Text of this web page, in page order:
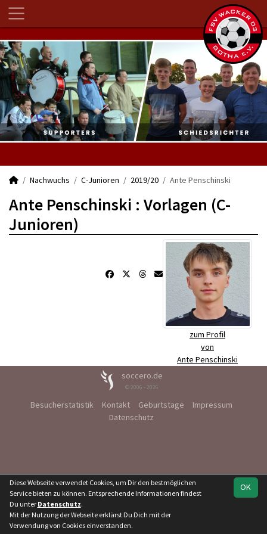
Nachwuchs C-Junioren 2019/20 Ante Penschinski
Ante Penschinski : Vorlagen (C-
Junioren)
zum Profil
von
Ante Penschinski
soccero.de
© 2006 - 2026
Besucherstatistik Kontakt Geburtstage
Impressum
Datenschutz
OK
Diese Webseite verwendet Cookies, um Dir den bestmöglichen
Service bieten zu können. Entsprechende Informationen findest
Du unter Datenschutz.
Mit der Nutzung der Webseite erklärst Du Dich mit der
Verwendung von Cookies einverstanden.